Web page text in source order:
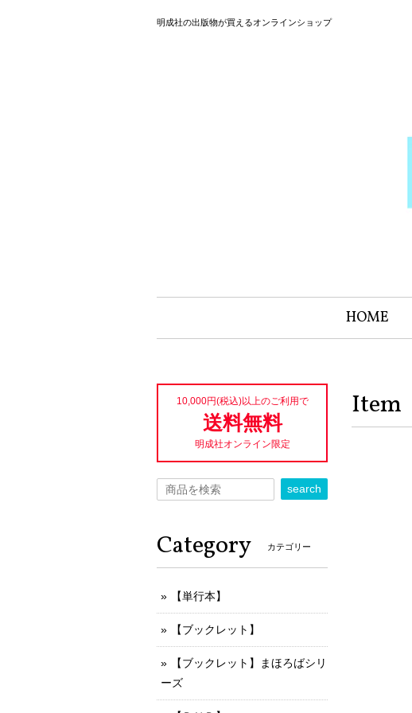
明成社の出版物が買えるオンラインショップ
HOME
Item
10,000円(税込)以上のご利用で
送料無料
明成社オンライン限定
search
Category カテゴリー
【単行本】
【ブックレット】
【ブックレット】まほろばシリ
ーズ